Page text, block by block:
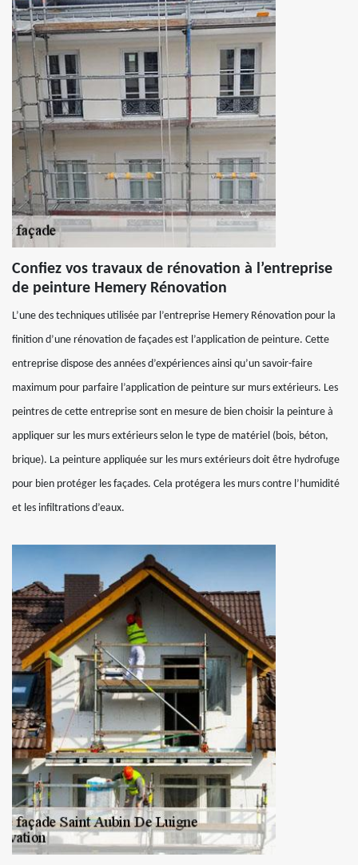
Confiez vos travaux de rénovation à l’entreprise
de peinture Hemery Rénovation
L’une des techniques utilisée par l’entreprise Hemery Rénovation pour la
finition d’une rénovation de façades est l’application de peinture. Cette
entreprise dispose des années d’expériences ainsi qu’un savoir-faire
maximum pour parfaire l’application de peinture sur murs extérieurs. Les
peintres de cette entreprise sont en mesure de bien choisir la peinture à
appliquer sur les murs extérieurs selon le type de matériel (bois, béton,
brique). La peinture appliquée sur les murs extérieurs doit être hydrofuge
pour bien protéger les façades. Cela protégera les murs contre l’humidité
et les infiltrations d’eaux.